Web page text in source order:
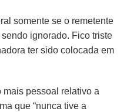
somente se o remetente
ignorado. Fico triste
ter sido colocada em
mais pessoal relativo a
que “nunca tive a